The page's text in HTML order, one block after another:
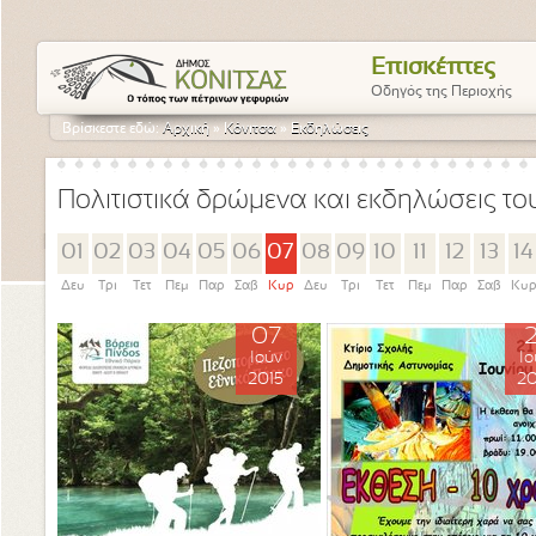
Επισκέπτες
Οδηγός της Περιοχής
Βρίσκεστε εδώ:Αρχική » Κόνιτσα » Εκδηλώσεις
Πολιτιστικά δρώμενα και εκδηλώσεις
01
Δευ
02
Τρι
03
Τετ
04
Πεμ
05
Παρ
06
Σαβ
07
Κυρ
08
Δευ
09
Τρι
10
Τετ Πεμ
12
Παρ
13
Σαβ
14
Κυρ
07
Ιούν
2015